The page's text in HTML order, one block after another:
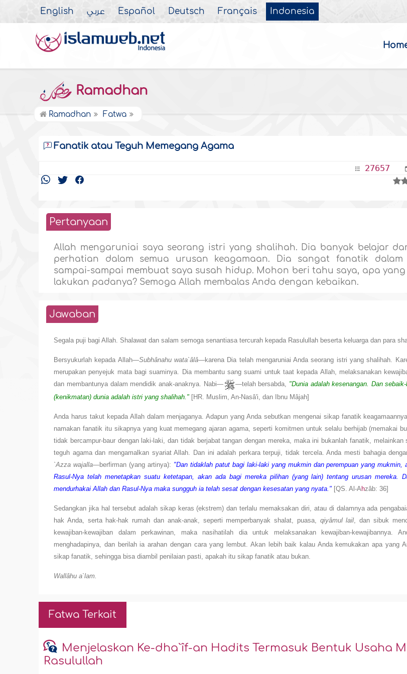
English عربي Español Deutsch Français Indonesia
Ramadhan
Ramadhan Fatwa
Fanatik atau Teguh Memegang Agama
27657
Pertanyaan
Allah mengaruniai saya seorang istri yang shalihah. Dia banyak belajar
perhatian dalam semua urusan keagamaan. Dia sangat fanatik dalam
sampai-sampai membuat saya susah hidup. Mohon beri tahu saya, apa yang
lakukan padanya? Semoga Allah membalas Anda dengan kebaikan.
Jawaban
Segala puji bagi Allah. Shalawat dan salam semoga senantiasa tercurah kepada Rasulullah beserta keluarga dan para
Bersyukurlah kepada Allah—Subhânahu wata`âlâ—karena Dia telah mengaruniai Anda seorang istri yang shalihah.
merupakan penyejuk mata bagi suaminya. Dia membantu sang suami untuk taat kepada Allah, melaksanakan
dan membantunya dalam mendidik anak-anaknya. Nabi— —telah bersabda, "Dunia adalah kesenangan. Dan
(kenikmatan) dunia adalah istri yang shalihah." [HR. Muslim, An-Nasâ'i, dan Ibnu Mâjah]
Anda harus takut kepada Allah dalam menjaganya. Adapun yang Anda sebutkan mengenai sikap fanatik
namakan fanatik itu sikapnya yang kuat memegang ajaran agama, seperti komitmen untuk selalu berhijab (memakai
tidak bercampur-baur dengan laki-laki, dan tidak berjabat tangan dengan mereka, maka ini bukanlah fanatik, melainkan
teguh agama dan mengamalkan syariat Allah. Dan ini adalah perkara terpuji, tidak tercela. Anda mesti bahagia
`Azza wajalla—berfirman (yang artinya): "Dan tidaklah patut bagi laki-laki yang mukmin dan perempuan yang mukmin,
Rasul-Nya telah menetapkan suatu ketetapan, akan ada bagi mereka pilihan (yang lain) tentang urusan mereka.
mendurhakai Allah dan Rasul-Nya maka sungguh ia telah sesat dengan kesesatan yang nyata." [QS. Al-Ahzâb: 36]
Sedangkan jika hal tersebut adalah sikap keras (ekstrem) dan terlalu memaksakan diri, atau di dalamnya ada
hak Anda, serta hak-hak rumah dan anak-anak, seperti memperbanyak shalat, puasa, qiyâmul lail , dan sibuk
kewajiban-kewajiban dalam perkawinan, maka nasihatilah dia untuk melaksanakan kewajiban-kewajibannya.
menghadapinya, dan berilah ia arahan dengan cara yang lembut. Akan lebih baik kalau Anda kemukakan apa yang
sikap fanatik, sehingga bisa diambil penilaian pasti, apakah itu sikap fanatik atau bukan.
Wallâhu a`lam.
Fatwa Terkait
Menjelaskan Ke-dha`îf-an Hadits Termasuk Bentuk Usaha
Rasulullah